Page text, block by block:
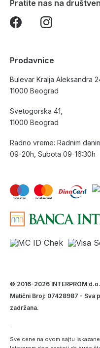
Pratite nas na
Prodavnice
Bulevar Kralja Aleksandra
11000 Beograd
Svetogorska 41,
11000 Beograd
Radno vreme: Radnim
09-20h, Subota 09-16:30h
© 2016-2026 INTERPROM
Matični Broj: 07428987 - Sva
zadržana.
Sve cene na ovom sajtu